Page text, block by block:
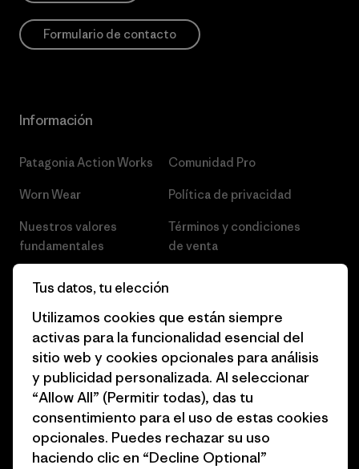
Formulario de contacto
Información
Patagonia Action Works
Worn Wear
Nuestros valores
fundamentales
Business Unusual
Objetivos climáticos
1% for the Planet
Cómo financiamos
Tarjetas regalo
Comunidad Pro
Política de privacidad
Términos y condiciones
de venta
Empleo
Prensa
Programa para profesionales
del sector
Programa de afiliados
Mapa del sitio Patagonia
Tus datos, tu elección
Utilizamos cookies que están siempre
activas para la funcionalidad esencial del
sitio web y cookies opcionales para análisis
y publicidad personalizada. Al seleccionar
“Allow All” (Permitir todas), das tu
consentimiento para el uso de estas cookies
opcionales. Puedes rechazar su uso
haciendo clic en “Decline Optional”